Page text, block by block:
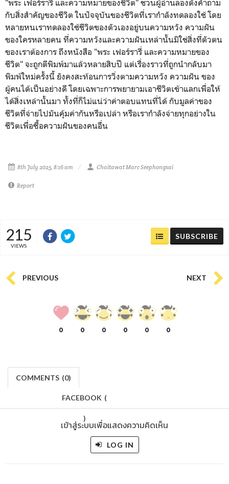
"พระ เฟอร์รารี่ และความหมายของชีวิต" ชวนผู้อ่านลองตั้งคำถาม
กับสิ่งสำคัญของชีวิต ในปัจจุบันของชีวิตที่เรากำลังทดลองใช้ โดย
หลายหนเราทดลองใช้ชีวิตของตัวเองอยู่บนความหวัง ความฝัน
ของใครหลายคน ที่ความหวังและความฝันเหล่านั้นมิใช่สิ่งที่ตัวตน
ของเราต้องการ ถึงหนังสือ "พระ เฟอร์รารี่ และความหมายของ
ชีวิต" จะถูกตีพิมพ์มาแล้วหลายสิบปี แต่เรื่องราวที่ถูกนำกลับมา
พิมพ์ใหม่ครั้งนี้ ยังคงสะท้อนการวิ่งตามความหวัง ความฝัน ของ
ผู้คนได้เป็นอย่างดี โดยเฉพาะการพยายามเอาชีวิตเข้าแลกเพื่อให้
ได้สิ่งเหล่านั้นมา ทั้งที่ก็ไม่แน่ว่าค่าตอบแทนที่ได้ กับมูลค่าของ
ชีวิตที่จ่ายไปมันคุ้มค่ากันหรือเปล่า หรือเรากำลังจ่ายทุกอย่างใน
ชีวิตเพื่อซื้อความฝันของคนอื่น
8th July 2025, 8:16 am Chaitawat Marc Seephongsai
Report
215
VIEWS
SUBSCRIBE
PREVIOUS NEXT
0 0 0 0 0 0
COMMENTS (0)
FACEBOOK (
)
เข้าสู่ระบบเพื่อแสดงความคิดเห็น
LOG IN